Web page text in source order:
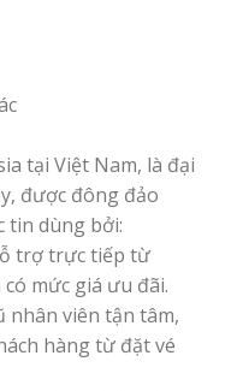
tại Việt Nam, là đại
được đông đảo
tin dùng bởi:
trợ trực tiếp từ
mức giá ưu đãi.
nhân viên tận tâm,
hàng từ đặt vé